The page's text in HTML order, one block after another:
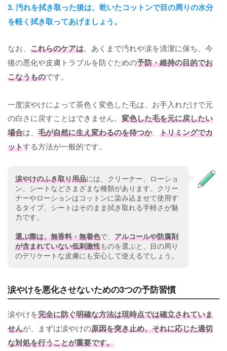
3. 汚れを拭き取った後は、乾いたコットンで目の周りの水分
を軽く拭き取ってあげましょう。
なお、 これらのケアは 、あくまで汚れや涙を清潔に保ち、今
後の悪化や皮膚トラブルを防ぐための予防・維持の目的でお
こなうものです。
一度涙やけによって茶色く変色した毛は、お手入れだけで元
の白さに戻すことはできません。 変色した毛を元に戻したい
場合は、 毛が自然に生え変わるのを待つか、 トリミングでカ
ットする方法が一般的です。
涙やけのふき取り用品には、クリーナー、ローショ
ン、シートなどさまざまな種類があります。クリー
ナーやローションはコットンに染み込ませて使用す
るタイプ、シートはそのまま拭き取れる手軽さが魅
力です。
選ぶ際は、無香料・無着色で、 アルコールや防腐剤
が含まれていない低刺激性ものを選ぶと、目の周り
のデリケートな皮膚にも安心して使えるでしょう。
涙やけを悪化させないための3つの予防習慣
涙やけを完全に防ぐ明確な方法は現時点では確立されていま
せんが、まずは涙やけの原因を突き止め、それに応じた適切
な対処を行うことが重要です。